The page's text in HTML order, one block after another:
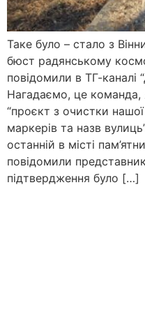
Таке було – стало з
бюст радянському
повідомили в ТГ-каналі
Нагадаємо, це команда,
“проєкт з очистки
маркерів та назв
останній в місті
повідомили
підтвердження було […]